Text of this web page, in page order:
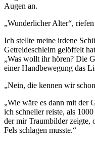
Augen an.
„Wunderlicher Alter“,
Ich stellte meine irdene
Getreideschleim gelöffelt
„Was wollt ihr hören? Die
einer Handbewegung das
„Nein, die kennen wir
„Wie wäre es dann mit der
ich schneller reiste, als
der mir Traumbilder zeigte,
Fels schlagen musste.“